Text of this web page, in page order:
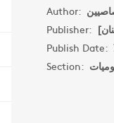
Author:
Publisher:
Publish Date:
Section: